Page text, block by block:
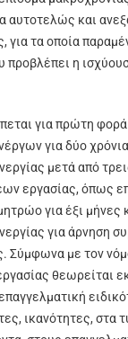
αυτοτελώς και
για τα οποία
προβλέπει η
για πρώτη
για δύο
μετά από
εργασίας, όπως
για έξι μήνες
για άρνηση
Σύμφωνα με τον
θεωρείται
ικανότητες, στα